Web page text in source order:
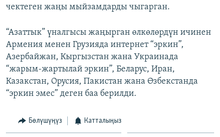
чектеген жаңы мыйзамдарды чыгарган.
“Азаттык” үналгысы жаңырган өлкөлөрдүн ичинен
Армения менен Грузияда интернет “эркин”,
Азербайжан, Кыргызстан жана Украинада
“жарым-жартылай эркин”, Беларус, Иран,
Казакстан, Орусия, Пакистан жана Өзбекстанда
“эркин эмес” деген баа берилди.
Бөлүшүңүз Катталыңыз